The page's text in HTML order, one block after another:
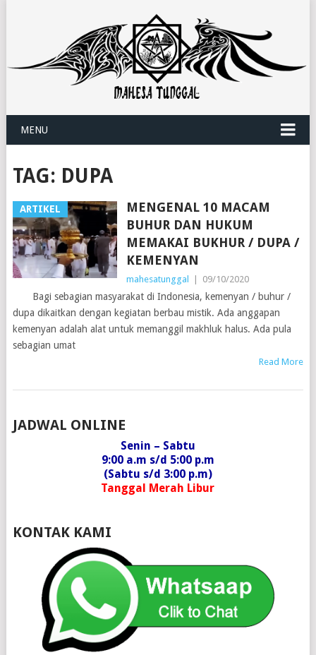
MENU
TAG: DUPA
ARTIKEL
MENGENAL 10 MACAM
BUHUR DAN HUKUM
MEMAKAI BUKHUR / DUPA /
KEMENYAN
mahesatunggal | 09/10/2020
Bagi sebagian masyarakat di Indonesia, kemenyan / buhur /
dupa dikaitkan dengan kegiatan berbau mistik. Ada anggapan
kemenyan adalah alat untuk memanggil makhluk halus. Ada pula
sebagian umat
Read More
POSTS
JADWAL ONLINE
Senin – Sabtu
9:00 a.m s/d 5:00 p.m
(Sabtu s/d 3:00 p.m)
Tanggal Merah Libur
KONTAK KAMI